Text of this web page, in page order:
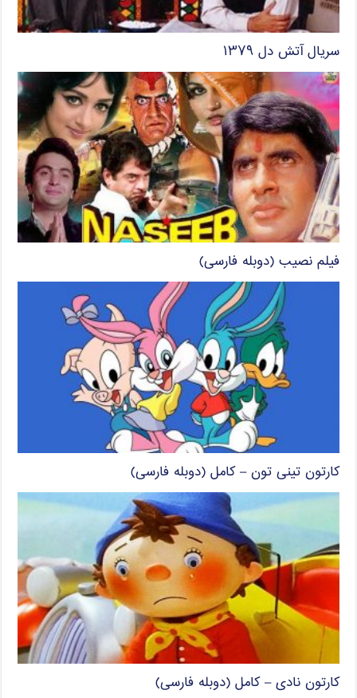
سریال آتش دل ۱۳۷۹
فیلم نصیب (دوبله فارسی)
کارتون تینی تون – کامل (دوبله فارسی)
کارتون نادی – کامل (دوبله فارسی)